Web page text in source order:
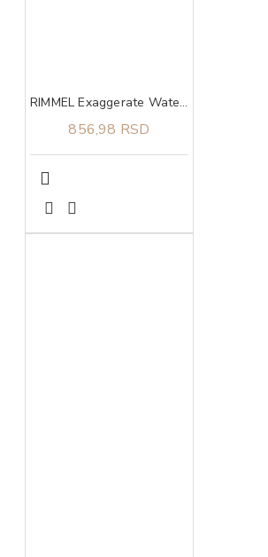
RIMMEL Exaggerate Waterproof 003 Tecni ajlajner
856,98 RSD